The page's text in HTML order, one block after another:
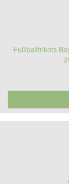
Fußballtrikots